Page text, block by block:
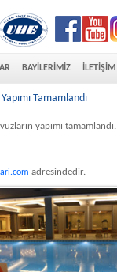
BAYİLERİMİZ İLETİŞİM
Tamamlandı
yapımı tamamlandı.
adresindedir.